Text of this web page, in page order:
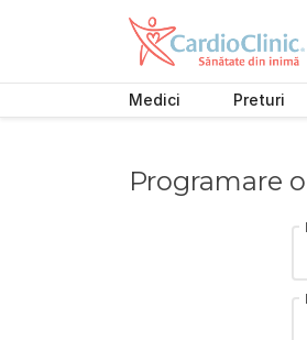
Medici Preturi
Programare